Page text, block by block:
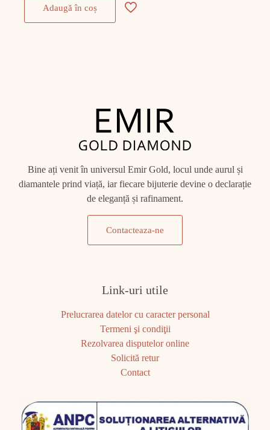
Adaugă în coș
Bine ați venit în universul Emir Gold, locul unde aurul și
diamantele prind viață, iar fiecare bijuterie devine o declarație
de eleganță și rafinament.
Contacteaza-ne
Link-uri utile
Prelucrarea datelor cu caracter personal
Termeni şi condiţii
Rezolvarea disputelor online
Solicită retur
Contact